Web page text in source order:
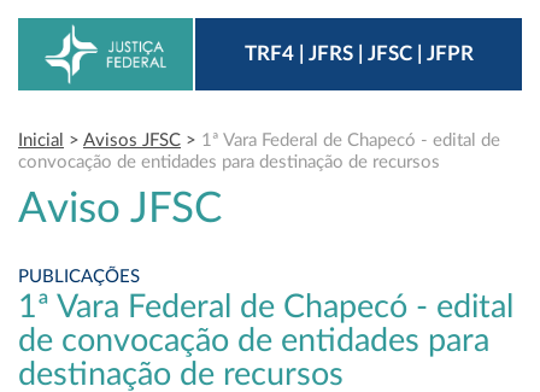
TRF4 | JFRS | JFSC | JFPR
Inicial > Avisos JFSC > 1ª Vara Federal de Chapecó - edital de
convocação de entidades para destinação de recursos
Aviso JFSC
PUBLICAÇÕES
1ª Vara Federal de Chapecó - edital
de convocação de entidades para
destinação de recursos